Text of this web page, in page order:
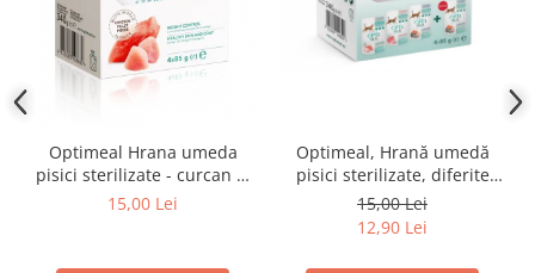
Optimeal Hrana umeda
pisici sterilizate - curcan si
pui in sos, set 3+1,
15,00 Lei
Optimeal, Hrană umedă
pisici sterilizate, diferite
arome, (3+1), 0.34kg
15,00 Lei
12,90 Lei